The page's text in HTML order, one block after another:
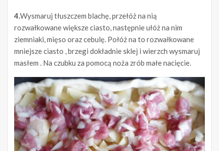
4.Wysmaruj tłuszczem blachę, przełóż na nią
rozwałkowane większe ciasto, następnie ułóż na nim
ziemniaki, mięso oraz cebulę. Połóż na to rozwałkowane
mniejsze ciasto , brzegi dokładnie sklej i wierzch wysmaruj
masłem . Na czubku za pomocą noża zrób małe nacięcie.